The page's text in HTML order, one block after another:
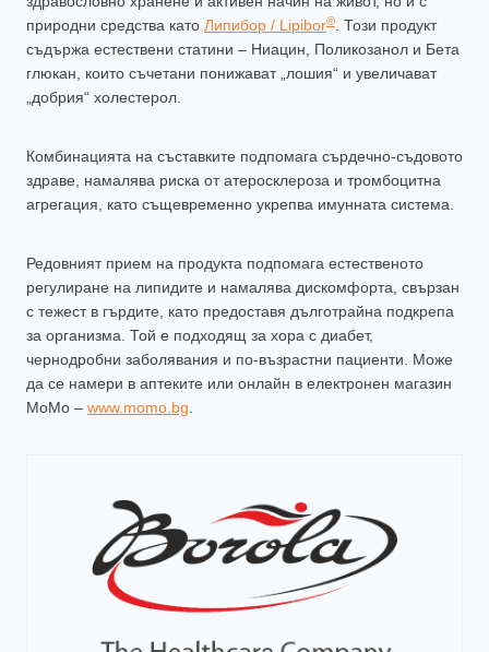
природни средства като Липибор / Lipibor®
. Този продукт
съдържа естествени статини – Ниацин, Поликозанол и Бета
глюкан, които съчетани понижават „лошия“ и увеличават
„добрия“ холестерол.
Комбинацията на съставките подпомага сърдечно-съдовото
здраве, намалява риска от атеросклероза и тромбоцитна
агрегация, като същевременно укрепва имунната система.
Редовният прием на продукта подпомага естественото
регулиране на липидите и намалява дискомфорта, свързан
с тежест в гърдите, като предоставя дълготрайна подкрепа
за организма. Той е подходящ за хора с диабет,
чернодробни заболявания и по-възрастни пациенти. Може
да се намери в аптеките или онлайн в електронен магазин
МоМо – www.momo.bg